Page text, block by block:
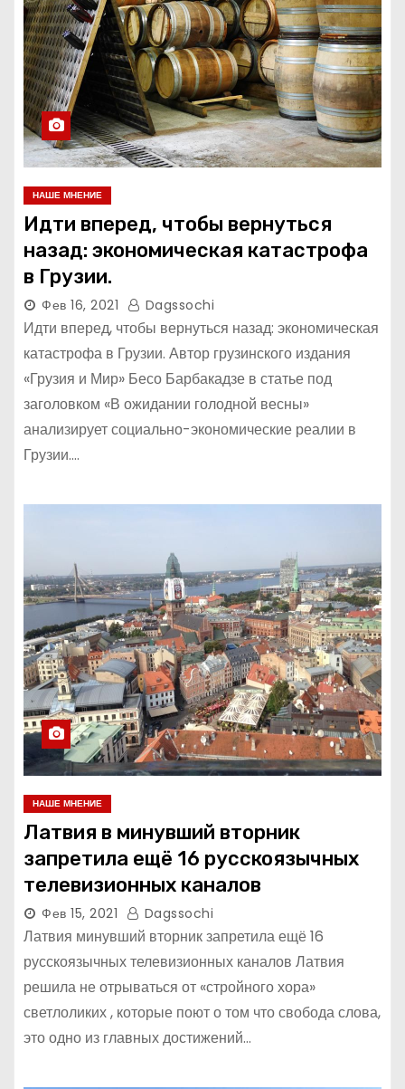
НАШЕ МНЕНИЕ
Идти вперед, чтобы вернуться
назад: экономическая катастрофа
в Грузии.
Фев 16, 2021 Dagssochi
Идти вперед, чтобы вернуться назад: экономическая
катастрофа в Грузии. Автор грузинского издания
«Грузия и Мир» Бесо Барбакадзе в статье под
заголовком «В ожидании голодной весны»
анализирует социально-экономические реалии в
Грузии.…
НАШЕ МНЕНИЕ
Латвия в минувший вторник
запретила ещё 16 русскоязычных
телевизионных каналов
Фев 15, 2021 Dagssochi
Латвия минувший вторник запретила ещё 16
русскоязычных телевизионных каналов Латвия
решила не отрываться от «стройного хора»
светлоликих , которые поют о том что свобода слова,
это одно из главных достижений…